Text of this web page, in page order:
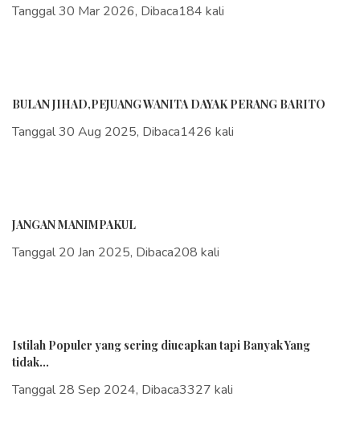
Tanggal 30 Mar 2026, Dibaca184 kali
BULAN JIHAD,PEJUANG WANITA DAYAK PERANG BARITO
Tanggal 30 Aug 2025, Dibaca1426 kali
JANGAN MANIMPAKUL
Tanggal 20 Jan 2025, Dibaca208 kali
Istilah Populer yang sering diucapkan tapi Banyak Yang
tidak...
Tanggal 28 Sep 2024, Dibaca3327 kali